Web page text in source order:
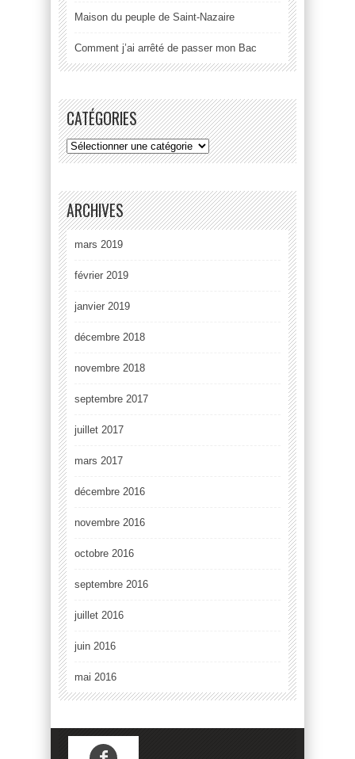
Maison du peuple de Saint-Nazaire
Comment j’ai arrêté de passer mon Bac
CATÉGORIES
ARCHIVES
mars 2019
février 2019
janvier 2019
décembre 2018
novembre 2018
septembre 2017
juillet 2017
mars 2017
décembre 2016
novembre 2016
octobre 2016
septembre 2016
juillet 2016
juin 2016
mai 2016